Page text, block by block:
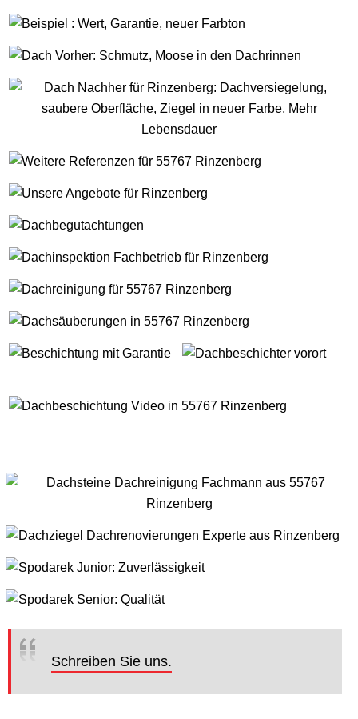
Schreiben Sie uns.